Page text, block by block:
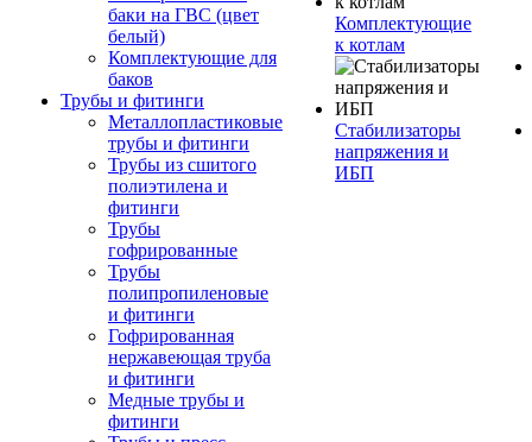
баки на ГВС (цвет
белый)
Комплектующие для
баков
Трубы и фитинги
Металлопластиковые
трубы и фитинги
Трубы из сшитого
полиэтилена и
фитинги
Трубы
гофрированные
Трубы
полипропиленовые
и фитинги
Гофрированная
нержавеющая труба
и фитинги
Медные трубы и
фитинги
Комплектующие
к котлам
Стабилизаторы
напряжения и
ИБП